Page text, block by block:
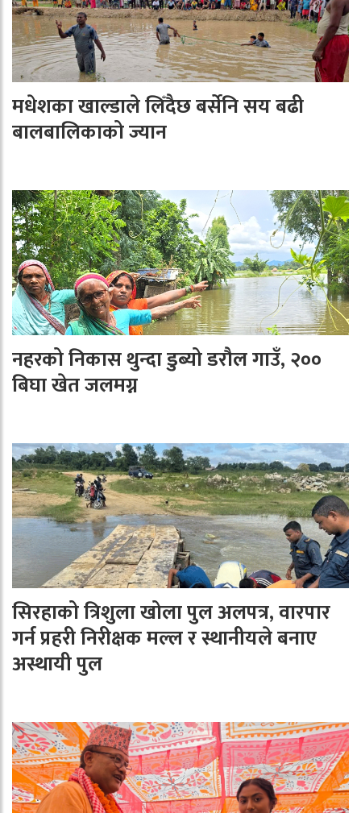
मधेशका खाल्डाले लिँदैछ बर्सेनि सय बढी
बालबालिकाको ज्यान
नहरको निकास थुन्दा डुब्यो डरौल गाउँ, २००
बिघा खेत जलमग्न
सिरहाको त्रिशुला खोला पुल अलपत्र, वारपार
गर्न प्रहरी निरीक्षक मल्ल र स्थानीयले बनाए
अस्थायी पुल